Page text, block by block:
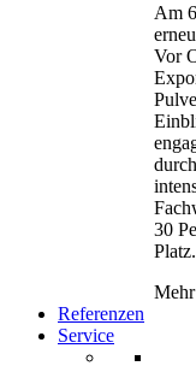
Am
Vor
30
Platz.
Mehr
Referenzen
Service